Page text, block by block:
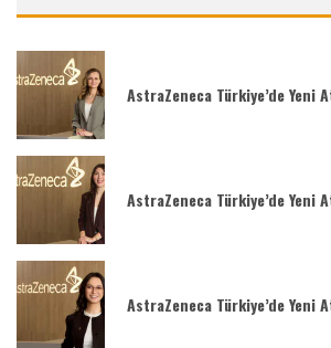
AstraZeneca Türkiye’de Yeni
AstraZeneca Türkiye’de Yeni
AstraZeneca Türkiye’de Yeni